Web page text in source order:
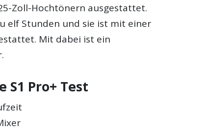
Zoll-Hochtönern ausgestattet.
elf Stunden und sie ist mit einer
Mit dabei ist ein
S1 Pro+ Test